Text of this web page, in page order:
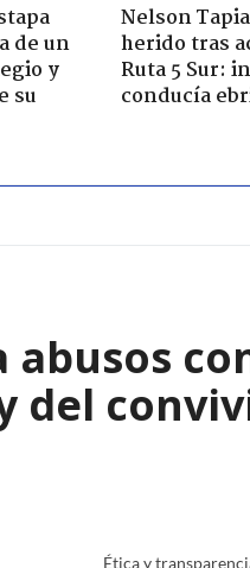
de un
y
su
Nelson
herido tras
Ruta 5 Sur:
conducía
del
Ética y